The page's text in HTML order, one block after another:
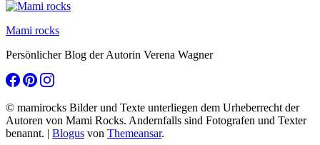
Mami rocks
Persönlicher Blog der Autorin Verena Wagner
© mamirocks Bilder und Texte unterliegen dem Urheberrecht der
Autoren von Mami Rocks. Andernfalls sind Fotografen und Texter
benannt. | Blogus von Themeansar.